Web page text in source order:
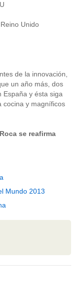
Unido
de la innovación,
un año más, dos
y ésta siga
cocina y magníficos
se reafirma
Mundo 2013